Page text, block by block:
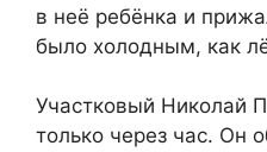
в неё ребёнка и
было холодным, как
Участковый Николай
только через час. Он